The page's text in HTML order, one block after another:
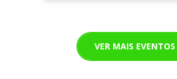
VER MAIS EVENTOS